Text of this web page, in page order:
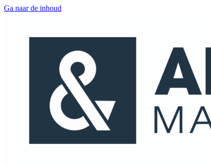
Ga naar de inhoud